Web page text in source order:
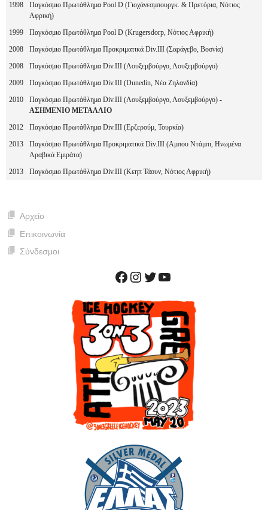
1998
Παγκόσμιο Πρωτάθλημα Pool D (Γιοχάνεσμπουργκ. & Πρετόρια, Νότιος
Αφρική)
1999
Παγκόσμιο Πρωτάθλημα Pool D (Krugersdorp, Νότιος Αφρική)
2008
Παγκόσμιο Πρωτάθλημα Προκριματικά Div.III (Σαράγεβο, Βοσνία)
2008
Παγκόσμιο Πρωτάθλημα Div.III (Λουξεμβούργο, Λουξεμβούργο)
2009
Παγκόσμιο Πρωτάθλημα Div.III (Dunedin, Νέα Ζηλανδία)
2010
Παγκόσμιο Πρωτάθλημα Div.III (Λουξεμβούργο, Λουξεμβούργο) -
ΑΣΗΜΕΝΙΟ ΜΕΤΑΛΛΙΟ
2012
Παγκόσμιο Πρωτάθλημα Div.III (Ερζερούμ, Τουρκία)
2013
Παγκόσμιο Πρωτάθλημα Προκριματικά Div.III (Αμπου Ντάμπι, Ηνωμένα
Αραβικά Εμιράτα)
2013
Παγκόσμιο Πρωτάθλημα Div.III (Κεηπ Τάουν, Νότιος Αφρική)
Αρχείο
Επικοινωνία
Σύνδεσμοι
Facebook
Instagram
Twitter
YouTube